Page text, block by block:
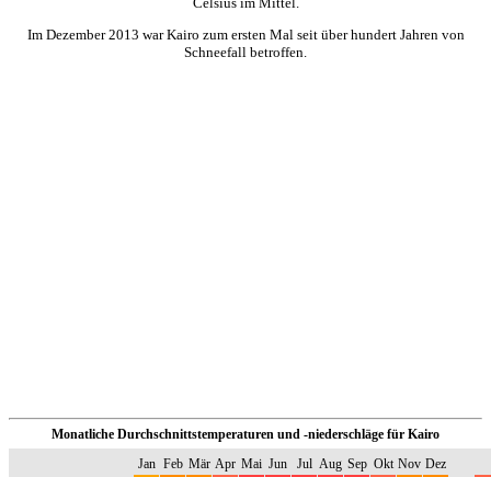
Im Dezember 2013 war Kairo zum ersten Mal seit über hundert Jahren von
Schneefall betroffen.
Monatliche Durchschnittstemperaturen und -niederschläge für Kairo
Jan Feb Mär Apr Mai Jun Jul Aug Sep Okt Nov Dez